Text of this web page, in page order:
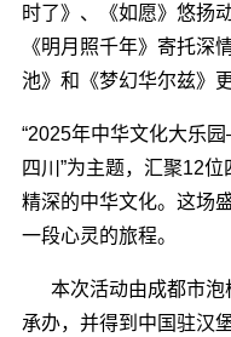
时了》 、
《如愿》悠扬
《明月照千年》寄托深
池》和《梦幻华尔兹》
“2025年中华文化大乐
四川”为主题，汇聚12
精深的中华文化。这场
一段心灵的旅程。
本次活动由成都市泡
承办，并得到中国驻汉